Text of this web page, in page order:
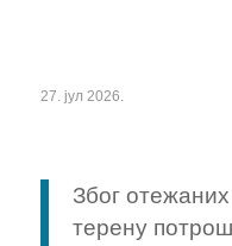
27. јул 2026.
Због
терену